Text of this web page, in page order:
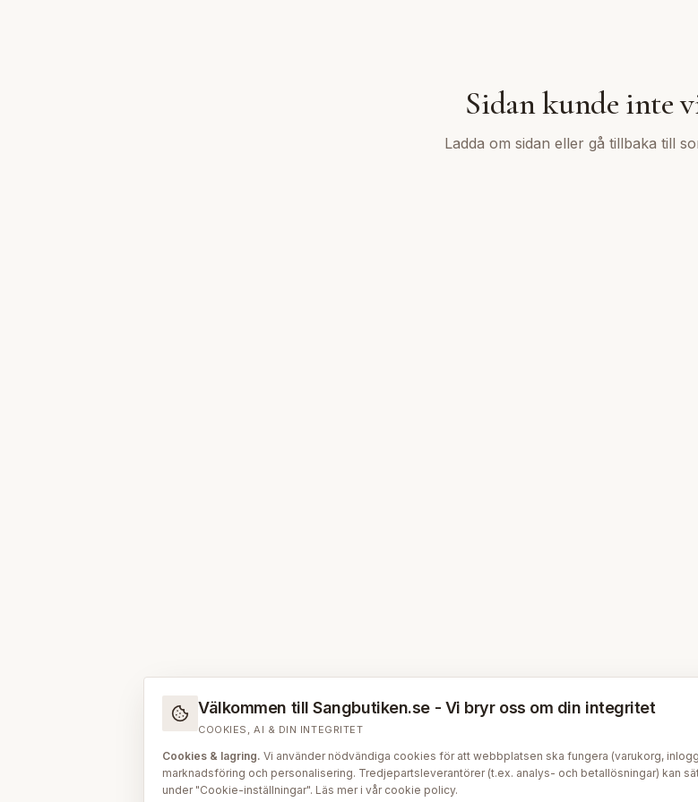
Sidan kunde inte
Ladda om sidan eller gå tillbaka till
Välkommen till Sangbutiken.se - Vi bryr oss om din integritet
COOKIES, AI & DIN INTEGRITET
Cookies & lagring. Vi använder nödvändiga cookies för att webbplatsen ska fungera (varukorg,
marknadsföring och personalisering. Tredjepartsleverantörer (t.ex. analys- och betallösningar) kan
under "Cookie-inställningar". Läs mer i vår cookie policy.